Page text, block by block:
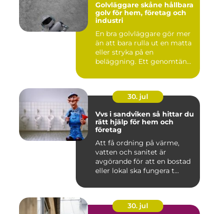
Golvläggare skåne hållbara
golv för hem, företag och
industri
En bra golvläggare gör mer
än att bara rulla ut en matta
eller stryka på en
beläggning. Ett genomtän...
30. jul
Vvs i sandviken så hittar du
rätt hjälp för hem och
företag
Att få ordning på värme,
vatten och sanitet är
avgörande för att en bostad
eller lokal ska fungera t...
30. jul